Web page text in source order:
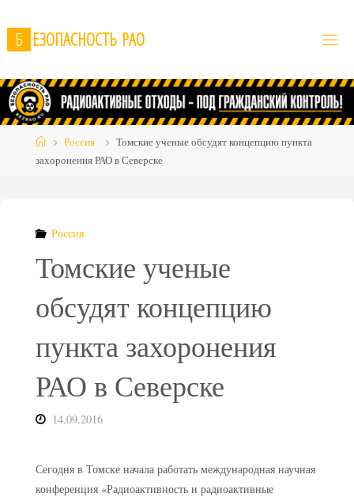
to
content
Б ЕЗОПАСНОСТЬ РАО
HomeРоссия
Томские ученые обсудят концепцию пункта
захоронения РАО в Северске
Россия
Томские ученые
обсудят концепцию
пункта захоронения
РАО в Северске
14.09.2016
Сегодня в Томске начала работать международная научная
конференция «Радиоактивность и радиоактивные